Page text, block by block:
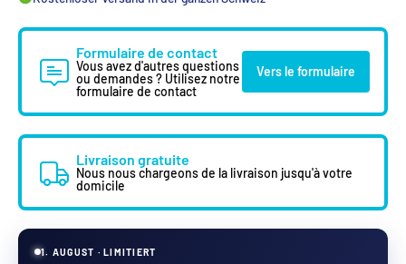
Formulaire de contact
Vous avez d'autres questions
ou demandes ? Utilisez notre
formulaire de contact
Vers le formulaire
Livraison gratuite
Nous nous chargeons de la livraison jusqu'à votre
domicile
1. AUGUST · LIMITIERT